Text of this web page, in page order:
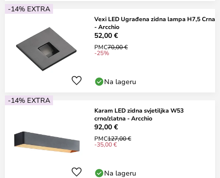
-14% EXTRA
Vexi LED Ugrađena zidna lampa H7,5 Crna
- Arcchio
52,00 €
PMC70,00 €
-25%
Na lageru
-14% EXTRA
Karam LED zidna svjetiljka W53
crno/zlatna - Arcchio
92,00 €
PMC127,00 €
-35,00 €
Na lageru